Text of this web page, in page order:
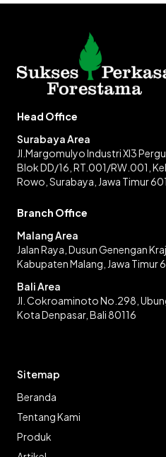
Head Office
Surabaya Area
Jl.Margomulyo Industri XI3
Blok DD/16, RT.001/RW.001,
Rowo, Surabaya, Jawa Timur
Branch Office
Malang Area
Jalan Raya, Dusun Genengan
Kabupaten Malang, Jawa Timur
Bali Area
Jl. Cokroaminoto No.298,
Kota Denpasar, Bali 80116
Sitemap
Beranda
Tentang Kami
Produk